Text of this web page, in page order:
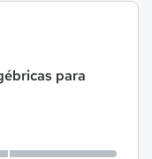
para